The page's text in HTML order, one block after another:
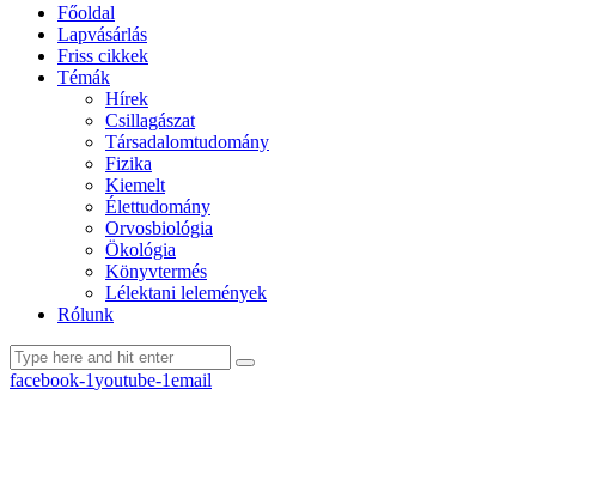
Főoldal
Lapvásárlás
Friss cikkek
Témák
Hírek
Csillagászat
Társadalomtudomány
Fizika
Kiemelt
Élettudomány
Orvosbiológia
Ökológia
Könyvtermés
Lélektani lelemények
Rólunk
facebook-1youtube-1email